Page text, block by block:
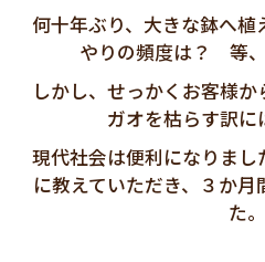
何十年ぶり、大きな鉢へ
やりの頻度は？ 等、
しかし、せっかくお客様
ガオを枯らす訳に
現代社会は便利になりま
に教えていただき、３か
た。